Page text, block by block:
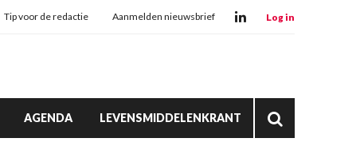
Tip voor de redactie Aanmelden nieuwsbrief Log in
AGENDA LEVENSMIDDELENKRANT